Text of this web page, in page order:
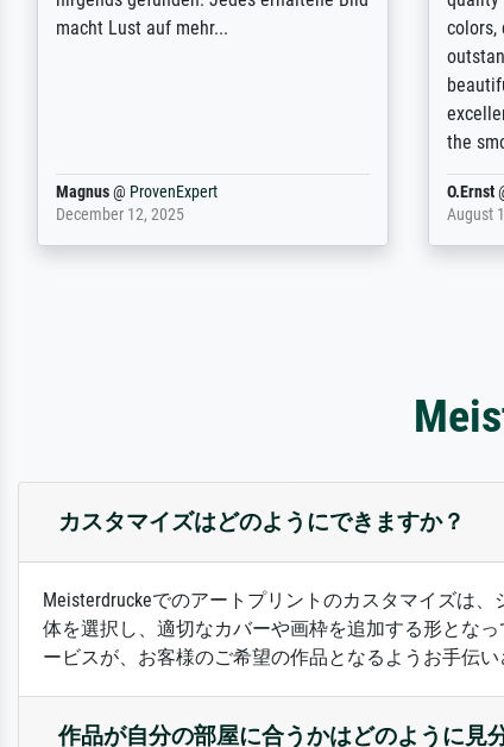
unterschritten. Die Qualität des Papiers
Dr.@ProvenExpert
February 3, 2026
client.
will
Anonym
April
カスタマイズはどのようにできますか？
Meisterdruckeでのアートプリントのカスタマイズは
体を選択し、適切なカバーや画枠を追加する形とな
ービスが、お客様のご希望の作品となるようお手伝い
作品が自分の部屋に合うかはどのように見